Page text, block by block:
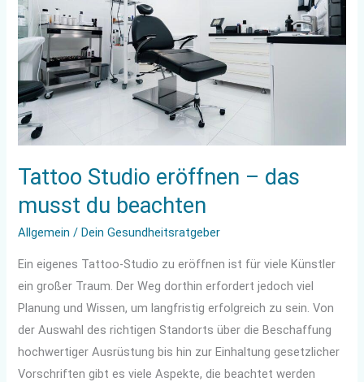
Tattoo Studio eröffnen – das
musst du beachten
Allgemein / Dein Gesundheitsratgeber
Ein eigenes Tattoo-Studio zu eröffnen ist für viele Künstler
ein großer Traum. Der Weg dorthin erfordert jedoch viel
Planung und Wissen, um langfristig erfolgreich zu sein. Von
der Auswahl des richtigen Standorts über die Beschaffung
hochwertiger Ausrüstung bis hin zur Einhaltung gesetzlicher
Vorschriften gibt es viele Aspekte, die beachtet werden
eröffnen
–
das
musst
du
beachten